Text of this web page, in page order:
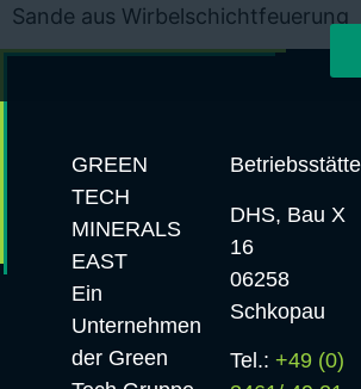
Sande aus Wirbelschichtfeuerung
GREEN
TECH
MINERALS
EAST
Ein
Unternehmen
der Green
Betriebsstätte
DHS, Bau X
16
06258
Schkopau
Tel.: +49 (0)